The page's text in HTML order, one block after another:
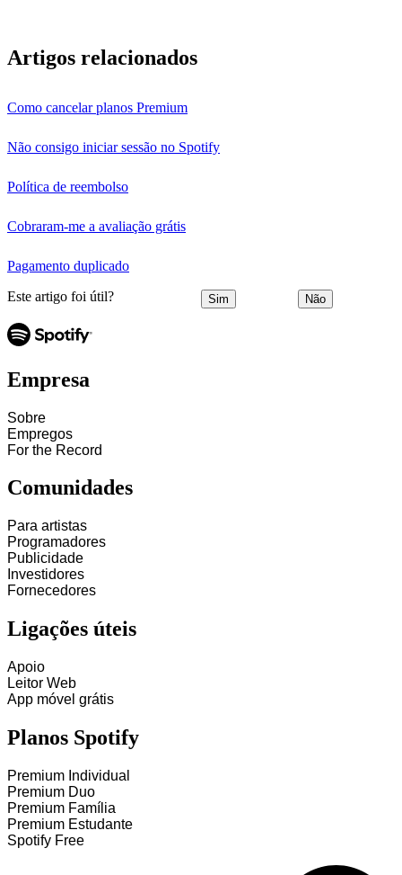
Artigos relacionados
Como cancelar planos Premium
Não consigo iniciar sessão no Spotify
Política de reembolso
Cobraram-me a avaliação grátis
Pagamento duplicado
Este artigo foi útil? Sim Não
Empresa
Sobre
Empregos
For the Record
Comunidades
Para artistas
Programadores
Publicidade
Investidores
Fornecedores
Ligações úteis
Apoio
Leitor Web
App móvel grátis
Planos Spotify
Premium Individual
Premium Duo
Premium Família
Premium Estudante
Spotify Free